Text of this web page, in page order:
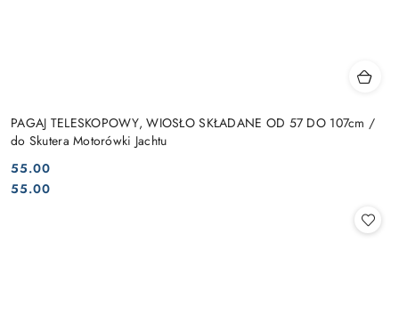
PAGAJ TELESKOPOWY, WIOSŁO SKŁADANE OD 57 DO 107cm /
do Skutera Motorówki Jachtu
Cena:
55.00
Cena:
55.00